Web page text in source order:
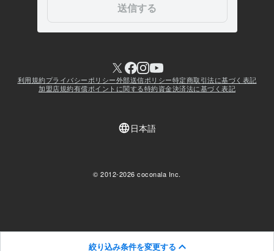
絞り込み条件を変更する